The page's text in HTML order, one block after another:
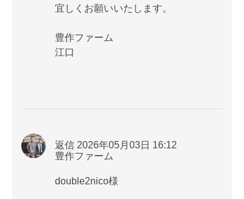
宜しくお願いいたします。
豊作ファーム
江口
返信 2026年05月03日 16:12
豊作ファーム
double2nico様